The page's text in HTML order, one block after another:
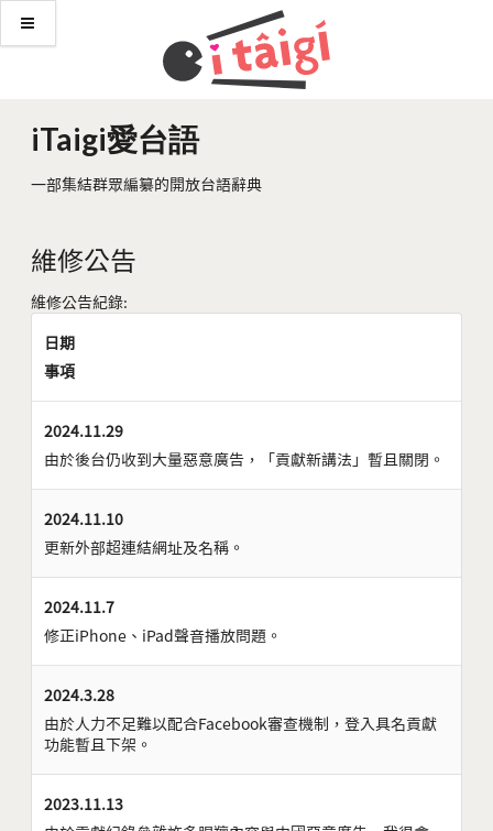
iTaigi愛台語
一部集結群眾編纂的開放台語辭典
維修公告
維修公告紀錄:
日期
事項
2024.11.29
由於後台仍收到大量惡意廣告，「貢獻新講法」暫且關閉。
2024.11.10
更新外部超連結網址及名稱。
2024.11.7
修正iPhone、iPad聲音播放問題。
2024.3.28
由於人力不足難以配合Facebook審查機制，登入具名貢獻
功能暫且下架。
2023.11.13